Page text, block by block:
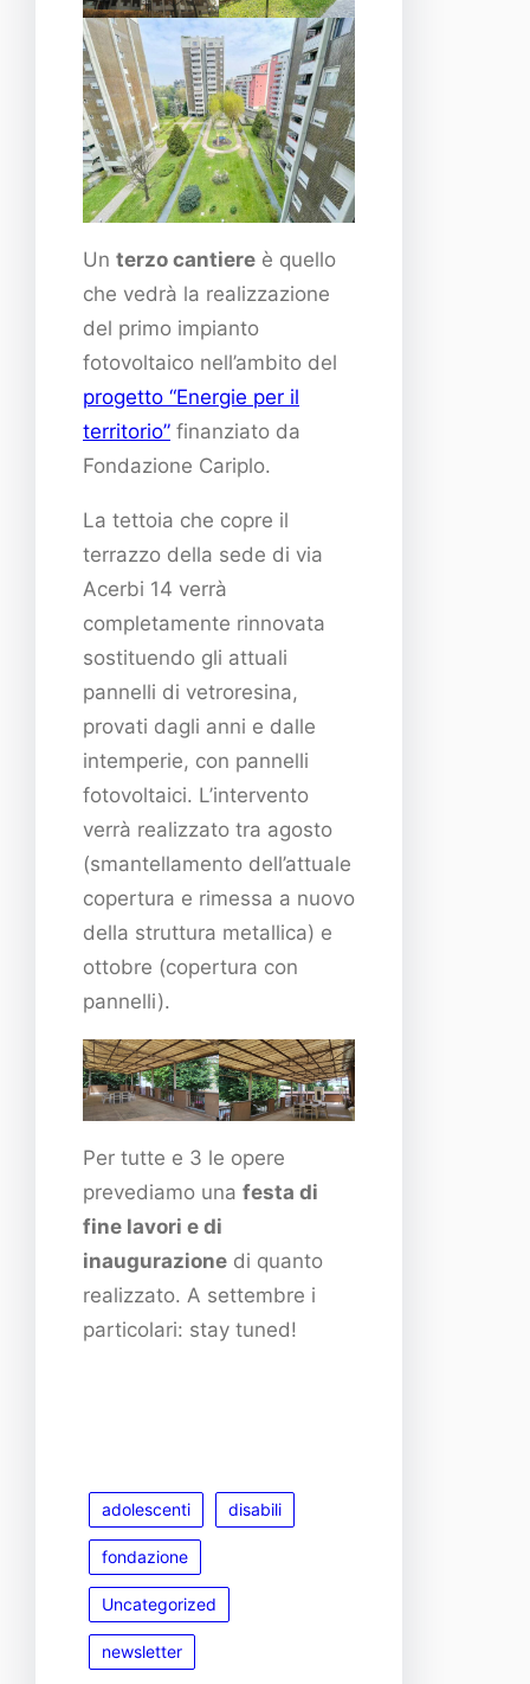
Un terzo cantiere è quello
che vedrà la realizzazione
del primo impianto
fotovoltaico nell’ambito del
progetto “Energie per il
territorio” finanziato da
Fondazione Cariplo.
La tettoia che copre il
terrazzo della sede di via
Acerbi 14 verrà
completamente rinnovata
sostituendo gli attuali
pannelli di vetroresina,
provati dagli anni e dalle
intemperie, con pannelli
fotovoltaici. L’intervento
verrà realizzato tra agosto
(smantellamento dell’attuale
copertura e rimessa a nuovo
della struttura metallica) e
ottobre (copertura con
pannelli).
Per tutte e 3 le opere
prevediamo una festa di
fine lavori e di
inaugurazione di quanto
realizzato. A settembre i
particolari: stay tuned!
adolescenti disabili
fondazione
Uncategorized
newsletter